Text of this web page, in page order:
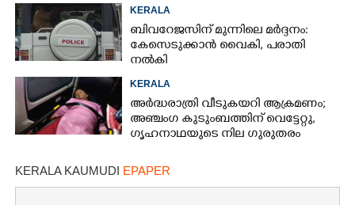
KERALA
ബിവറേജസിന് മുന്നിലെ മർദ്ദനം:
കേസെടുക്കാൻ വൈകി, പരാതി
നൽകി
KERALA
അർദ്ധരാത്രി വീടുകയറി ആക്രമണം;
അഞ്ചംഗ കുടുംബത്തിന് വെട്ടേറ്റു,
ഗൃഹനാഥയുടെ നില ഗുരുതരം
KERALA KAUMUDI EPAPER